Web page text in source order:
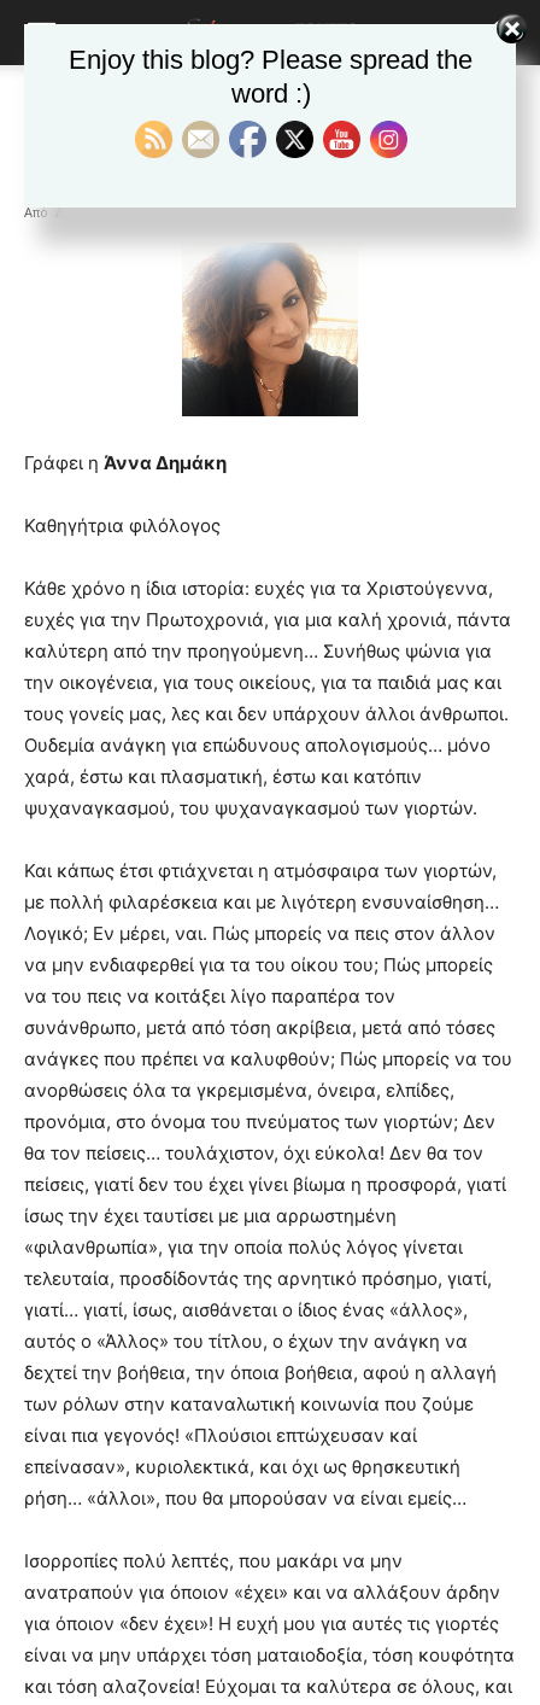
Άρθρα
Άρθρα Δημοφιλή άρθρα
Η ζωή του Άλλου…
Από Δ&Π - 25 Δεκεμβρίου 2022
lyons
the
of
pain.
pornhun
hd
porn
Γράφει η Άννα Δημάκη
Καθηγήτρια φιλόλογος
Κάθε χρόνο η ίδια ιστορία: ευχές για τα Χριστούγεννα,
ευχές για την Πρωτοχρονιά, για μια καλή χρονιά, πάντα
καλύτερη από την προηγούμενη… Συνήθως ψώνια για
την οικογένεια, για τους οικείους, για τα παιδιά μας και
τους γονείς μας, λες και δεν υπάρχουν άλλοι άνθρωποι.
Ουδεμία ανάγκη για επώδυνους απολογισμούς… μόνο
χαρά, έστω και πλασματική, έστω και κατόπιν
ψυχαναγκασμού, του ψυχαναγκασμού των γιορτών.
Και κάπως έτσι φτιάχνεται η ατμόσφαιρα των γιορτών,
με πολλή φιλαρέσκεια και με λιγότερη ενσυναίσθηση…
Λογικό; Εν μέρει, ναι. Πώς μπορείς να πεις στον άλλον
να μην ενδιαφερθεί για τα του οίκου του; Πώς μπορείς
να του πεις να κοιτάξει λίγο παραπέρα τον
συνάνθρωπο, μετά από τόση ακρίβεια, μετά από τόσες
ανάγκες που πρέπει να καλυφθούν; Πώς μπορείς να του
ανορθώσεις όλα τα γκρεμισμένα, όνειρα, ελπίδες,
προνόμια, στο όνομα του πνεύματος των γιορτών; Δεν
θα τον πείσεις… τουλάχιστον, όχι εύκολα! Δεν θα τον
πείσεις, γιατί δεν του έχει γίνει βίωμα η προσφορά, γιατί
ίσως την έχει ταυτίσει με μια αρρωστημένη
«φιλανθρωπία», για την οποία πολύς λόγος γίνεται
τελευταία, προσδίδοντάς της αρνητικό πρόσημο, γιατί,
γιατί… γιατί, ίσως, αισθάνεται ο ίδιος ένας «άλλος»,
αυτός ο «Άλλος» του τίτλου, ο έχων την ανάγκη να
δεχτεί την βοήθεια, την όποια βοήθεια, αφού η αλλαγή
των ρόλων στην καταναλωτική κοινωνία που ζούμε
είναι πια γεγονός! «Πλούσιοι επτώχευσαν καί
επείνασαν», κυριολεκτικά, και όχι ως θρησκευτική
ρήση… «άλλοι», που θα μπορούσαν να είναι εμείς…
Ισορροπίες πολύ λεπτές, που μακάρι να μην
ανατραπούν για όποιον «έχει» και να αλλάξουν άρδην
για όποιον «δεν έχει»! Η ευχή μου για αυτές τις γιορτές
είναι να μην υπάρχει τόση ματαιοδοξία, τόση κουφότητα
και τόση αλαζονεία! Εύχομαι τα καλύτερα σε όλους, και
Enjoy this blog? Please spread the
word :)